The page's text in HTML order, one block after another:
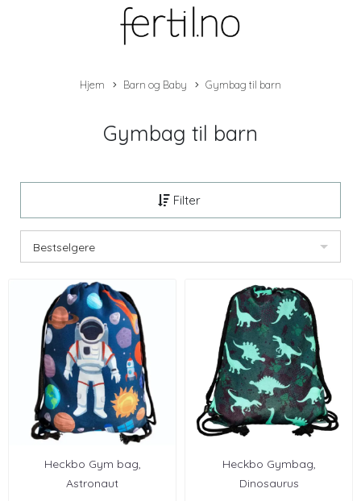
Hjem Barn og Baby Gymbag til barn
Gymbag til barn
Filter
Bestselgere
Heckbo Gym bag,
Astronaut
Heckbo Gymbag,
Dinosaurus